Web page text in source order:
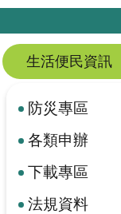
生活便民資訊
防災專區
各類申辦
下載專區
法規資料